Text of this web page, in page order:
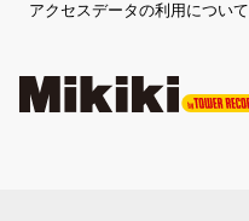
アクセスデータの利用について